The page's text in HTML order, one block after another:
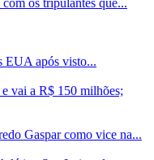
EUA após visto...
vai a R$ 150 milhões;
Gaspar como vice na...